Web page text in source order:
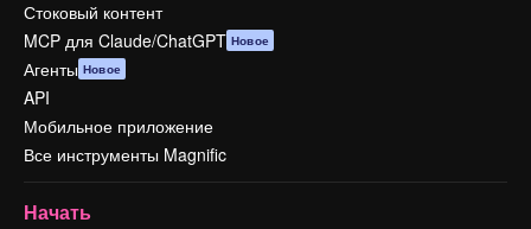
Стоковый контент
MCP для Claude/ChatGPT Новое
Агенты Новое
API
Мобильное приложение
Все инструменты Magnific
Начать